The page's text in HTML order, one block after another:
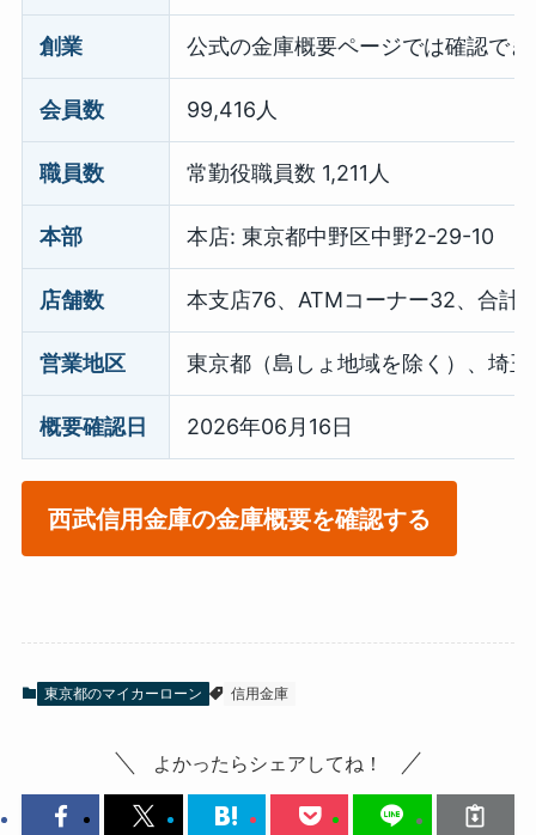
創業 公式の金庫概要ページでは確認でき
会員数 99,416人
職員数 常勤役職員数 1,211人
本部 本店: 東京都中野区中野2-29-10
店舗数 本支店76、ATMコーナー32、合計
営業地区 東京都（島しょ地域を除く）、埼
概要確認日 2026年06月16日
西武信用金庫の金庫概要を確認する
東京都のマイカーローン 信用金庫
よかったらシェアしてね！